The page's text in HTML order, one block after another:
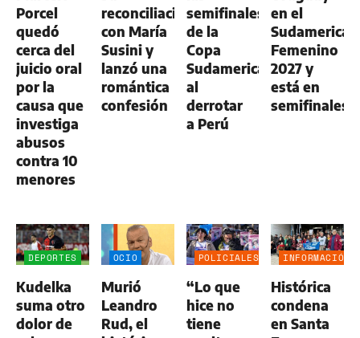
Porcel
quedó
cerca del
juicio oral
por la
causa que
investiga
abusos
contra 10
menores
reconciliación
con María
Susini y
lanzó una
romántica
confesión
semifinales
de la
Copa
Sudamericana
al
derrotar
a Perú
en el
Femenino
2027 y
está en
semifinales
DEPORTES
Kudelka
suma otro
dolor de
OCIO
Murió
Leandro
Rud, el
POLICIALES
“Lo que
hice no
tiene
INFORMACIÓN
Histórica
condena
en Santa